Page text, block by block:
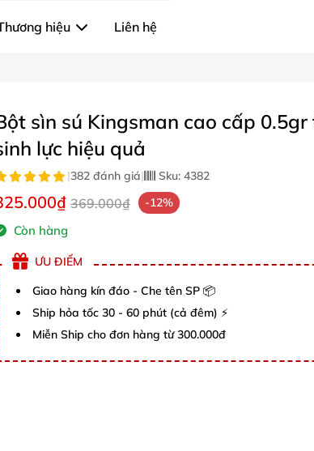
hiệu Liên hệ
sìn sú Kingsman cao cấp
lực hiệu quả
|382 đánh giá| Sku: 4382
369.000₫ -12%
Còn hàng
ƯU ĐIỂM
Giao hàng kín đáo - Che tên SP 📦
Ship hỏa tốc 30 - 60 phút (cả đêm) ⚡
Miễn Ship cho đơn hàng từ 300.000đ